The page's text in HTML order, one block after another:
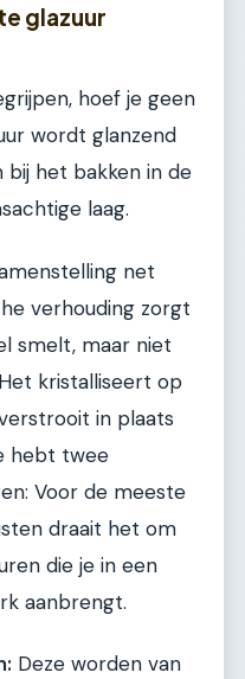
glazuur
hoef je geen
wordt glanzend
het bakken in de
laag.
net
verhouding zorgt
smelt, maar niet
kristalliseert op
in plaats
hebt twee
Voor de meeste
draait het om
die je in een
aanbrengt.
Deze worden van